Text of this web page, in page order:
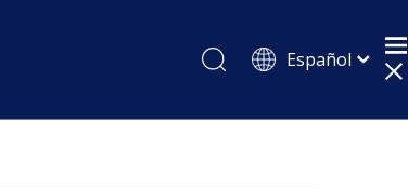
Español
Pусский